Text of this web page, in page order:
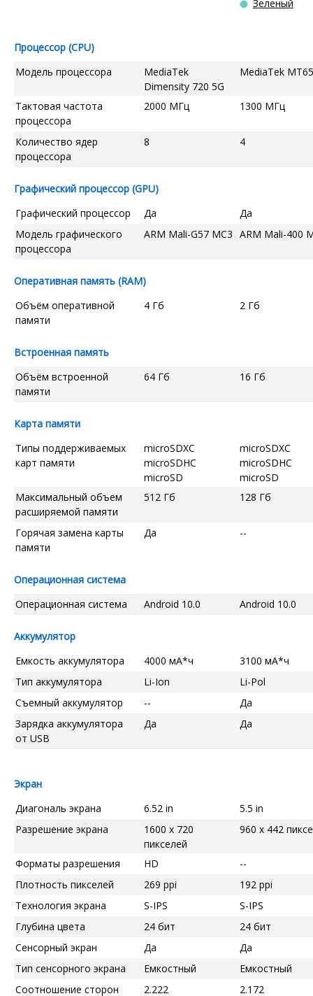
Зеленый
Процессор (CPU)
Модель процессора
MediaTek
Dimensity 720 5G
MediaTek
Тактовая частота
процессора
2000 МГц 1300 МГц
Количество ядер
процессора
8 4
Графический процессор (GPU)
Графический процессор
Да
Да
Модель графического
процессора
ARM Mali-G57 MC3 ARM Mali-400
Оперативная память (RAM)
Объём оперативной
памяти
4 Гб 2 Гб
Встроенная память
Объём встроенной
памяти
64 Гб 16 Гб
Карта памяти
Типы поддерживаемых
карт памяти
microSDXC
microSDHC
microSD
microSDXC
microSDHC
microSD
Максимальный объем
расширяемой памяти
512 Гб 128 Гб
Горячая замена карты
памяти
Да --
Операционная система
Операционная система
Android 10.0 Android 10.0
Аккумулятор
Емкость аккумулятора
4000 мА*ч
3100 мА*ч
Тип аккумулятора
Li-Ion
Li-Pol
Съемный аккумулятор
--
Да
Зарядка аккумулятора
от USB
Да Да
Экран
Диагональ экрана
6.52 in
5.5 in
Разрешение экрана
1600 x 720
пикселей
960 x 442
Форматы разрешения HD
--
Плотность пикселей
269 ppi
192 ppi
Технология экрана
S-IPS
S-IPS
Глубина цвета
24 бит
24 бит
Сенсорный экран
Да
Да
Тип сенсорного экрана
Емкостный
Емкостный
Соотношение сторон
2.222 2.172